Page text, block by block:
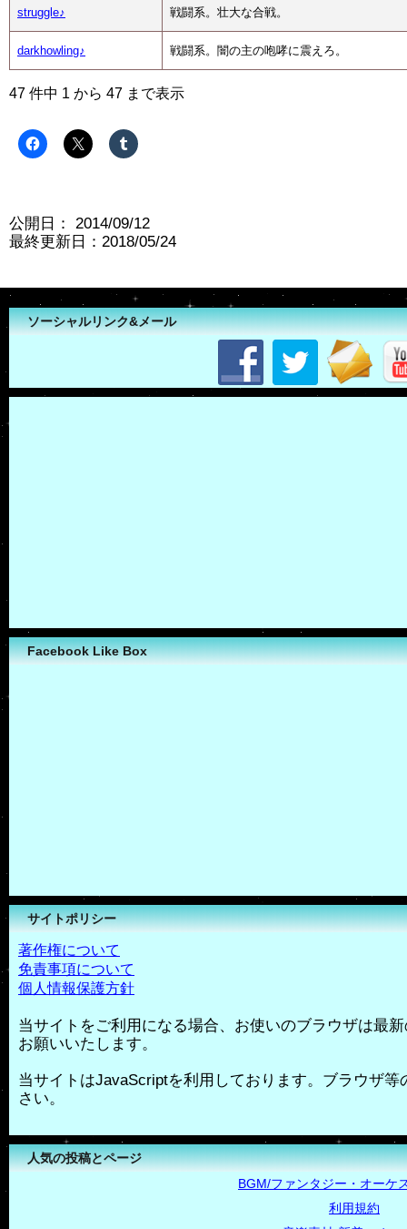
struggle♪ 戦闘系。壮大な合戦。
darkhowling♪ 戦闘系。闇の主の咆哮に震えろ。
47 件中 1 から 47 まで表示
公開日： 2014/09/12
最終更新日：2018/05/24
ソーシャルリンク&メール
Facebook Like Box
サイトポリシー
著作権について
免責事項について
個人情報保護方針
当サイトをご利用になる場合、お使いのブラウザは最
お願いいたします。
当サイトはJavaScriptを利用しております。ブラウザ
さい。
人気の投稿とページ
BGM/ファンタジー・オーケ
利用規約